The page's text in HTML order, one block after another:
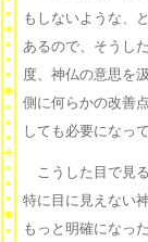
もしないような、
あるので、そうし
度、神仏の意思を
側に何らかの改善
しても必要になっ
こうした目で見
特に目に見えない
もっと明確になっ